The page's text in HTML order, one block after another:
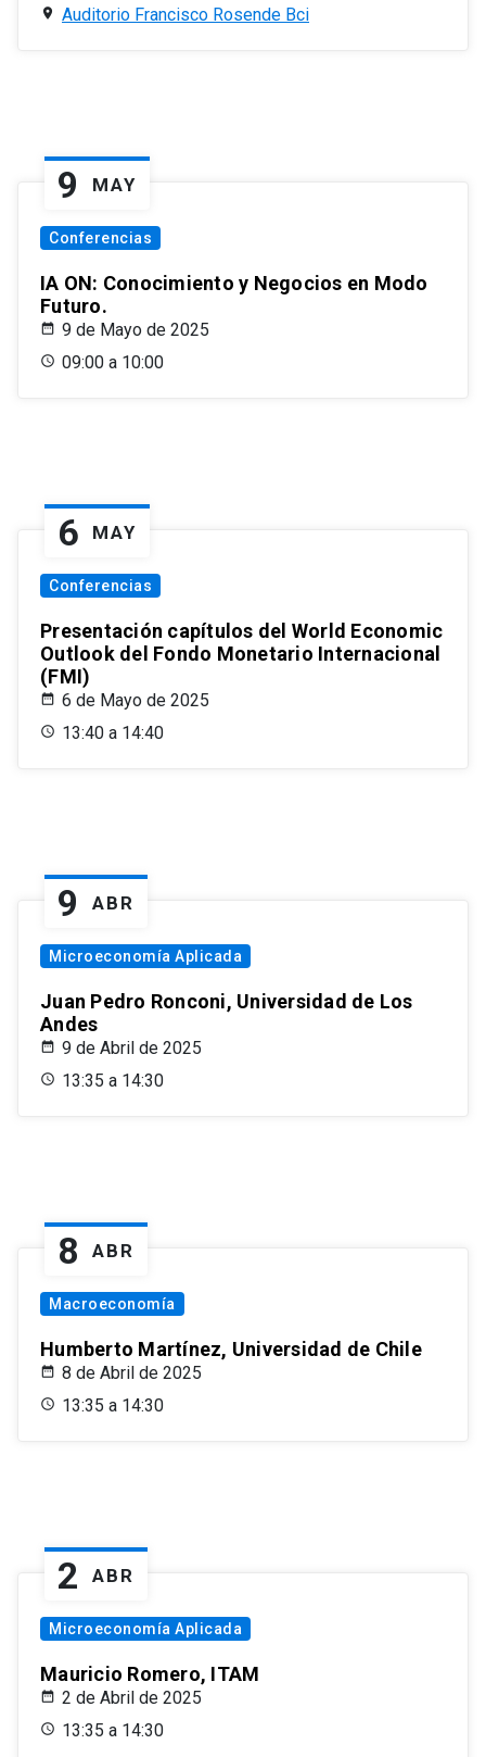
Auditorio Francisco Rosende Bci
9 MAY
Conferencias
IA ON: Conocimiento y Negocios en Modo
Futuro.
9 de Mayo de 2025
09:00 a 10:00
6 MAY
Conferencias
Presentación capítulos del World Economic
Outlook del Fondo Monetario Internacional
(FMI)
6 de Mayo de 2025
13:40 a 14:40
9 ABR
Microeconomía Aplicada
Juan Pedro Ronconi, Universidad de Los
Andes
9 de Abril de 2025
13:35 a 14:30
8 ABR
Macroeconomía
Humberto Martínez, Universidad de Chile
8 de Abril de 2025
13:35 a 14:30
2 ABR
Microeconomía Aplicada
Mauricio Romero, ITAM
2 de Abril de 2025
13:35 a 14:30